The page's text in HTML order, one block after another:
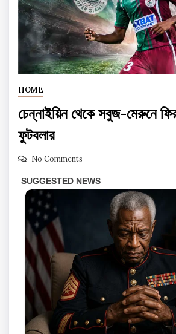
HOME
চেন্নাইয়িন থেকে সবুজ-মেরুনে
ফুটবলার
No Comments